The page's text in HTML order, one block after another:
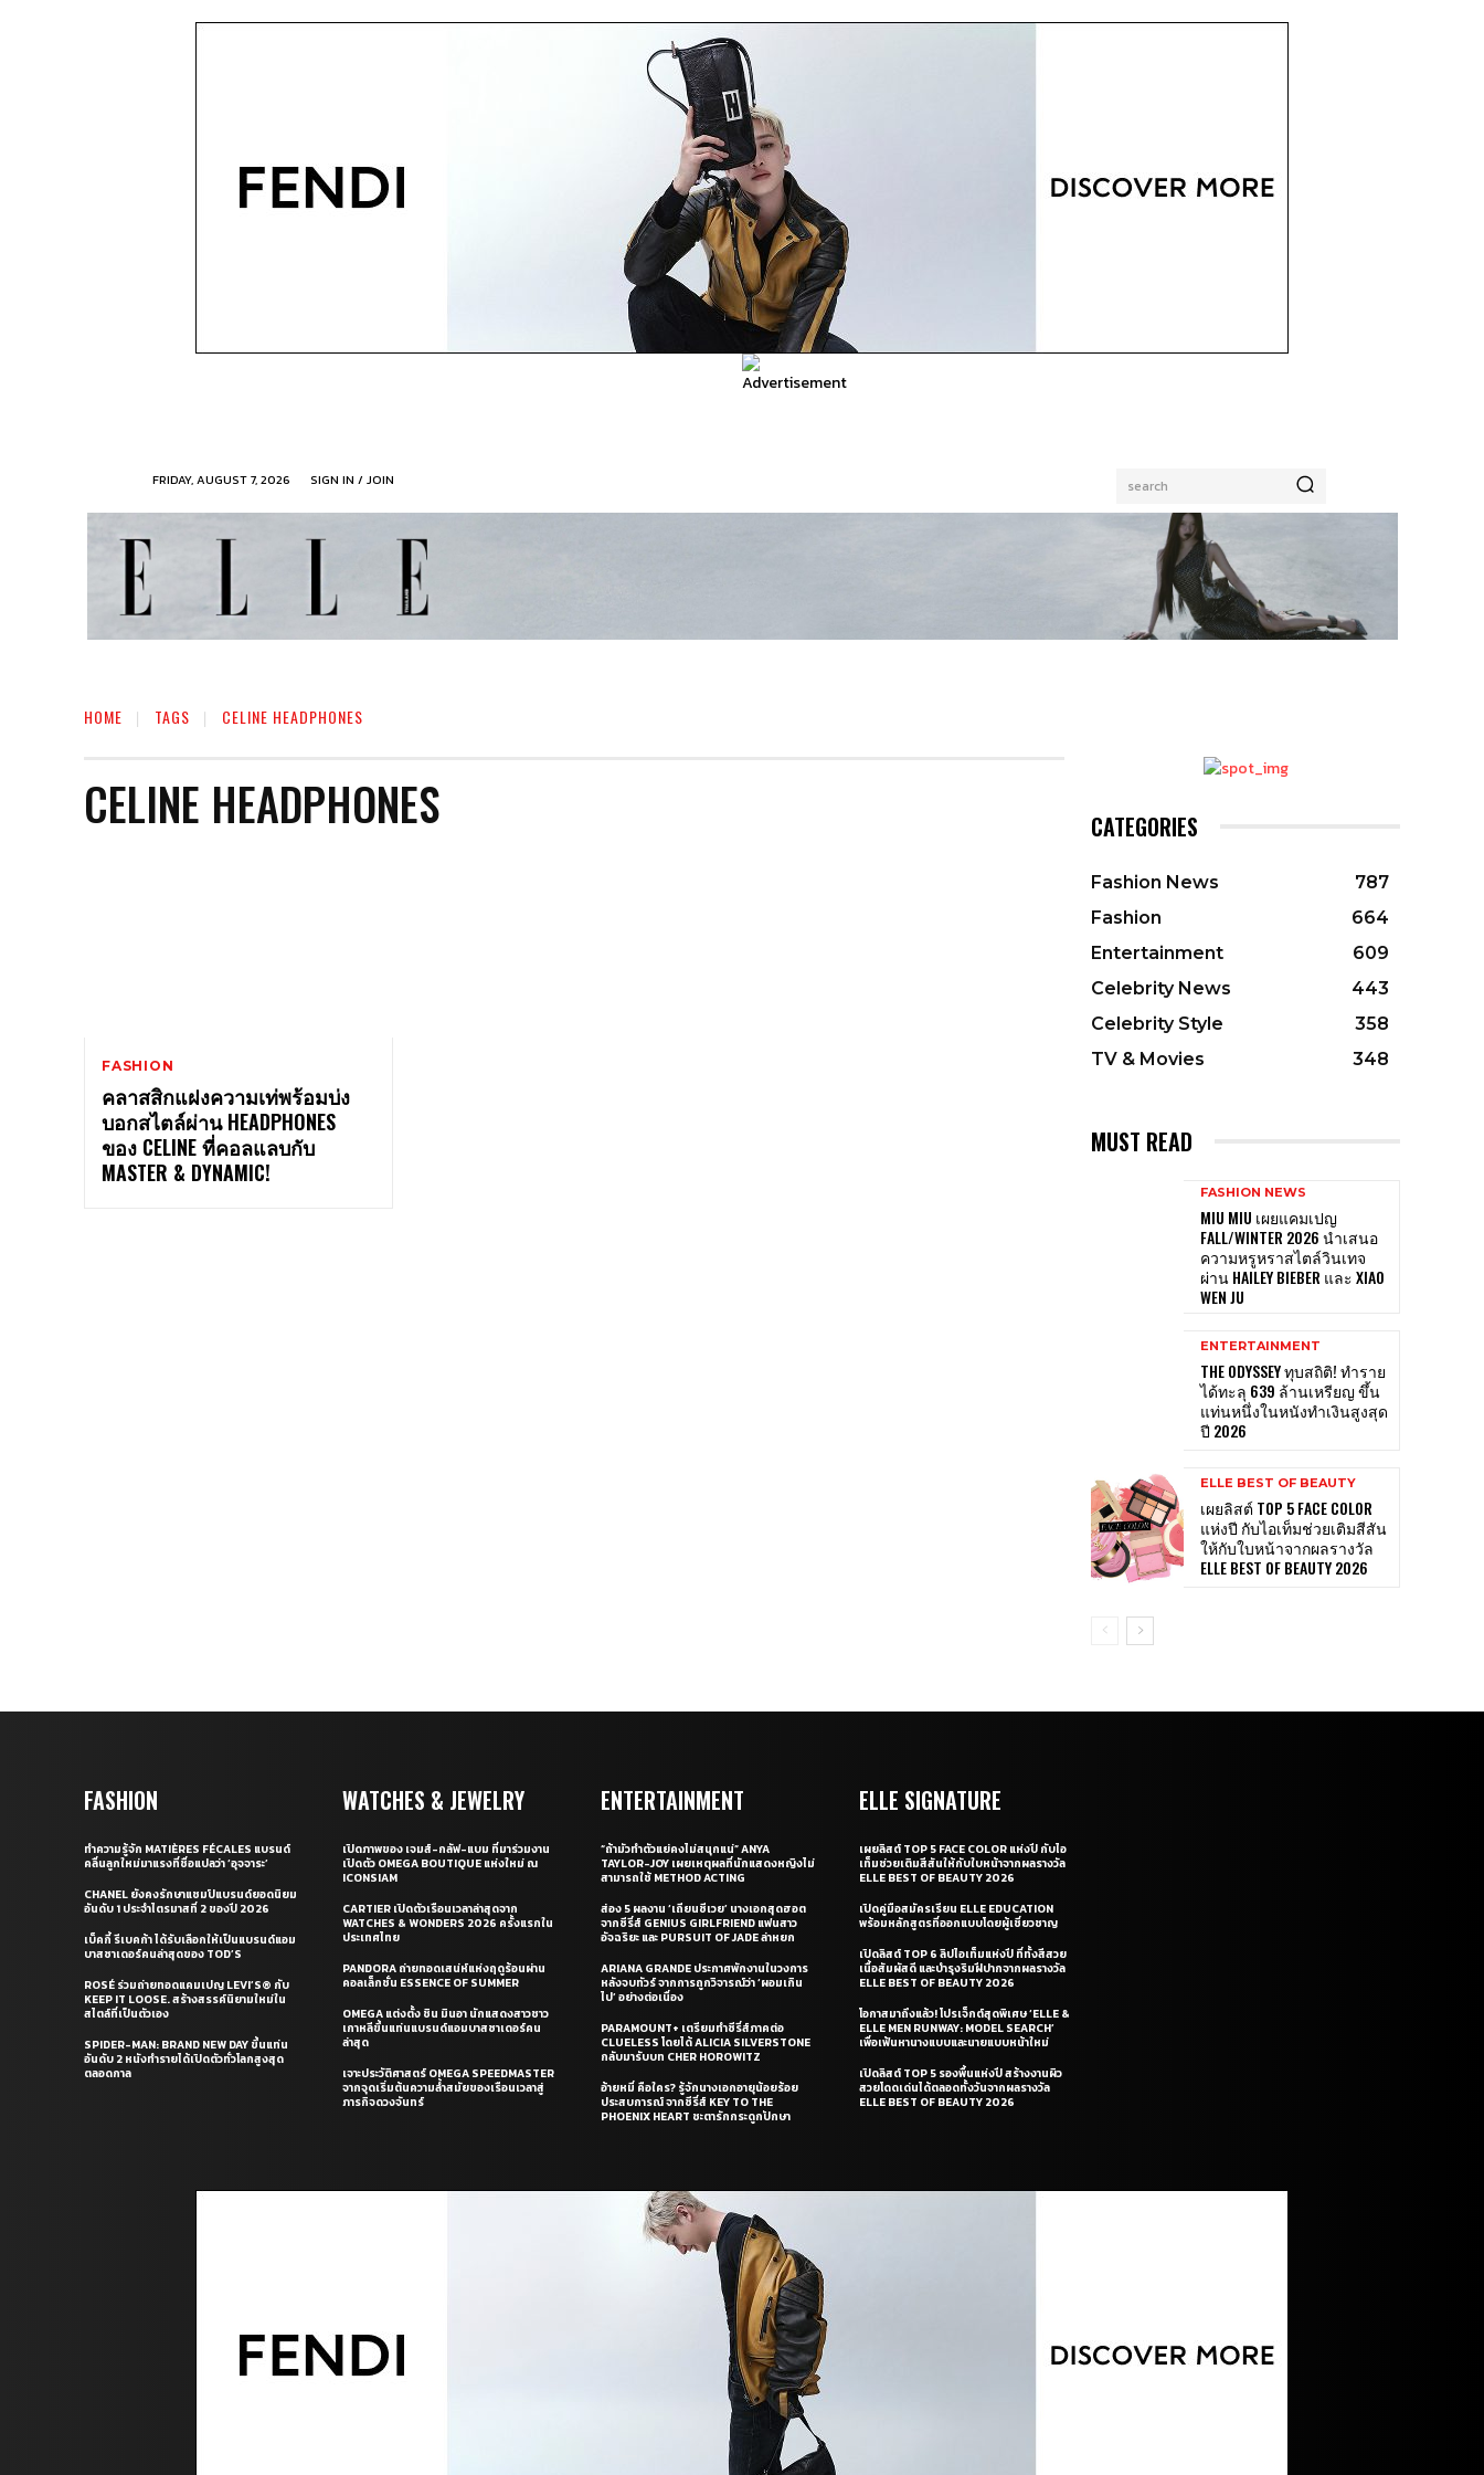
FRIDAY, AUGUST 7, 2026 search
SIGN IN / JOIN
HOME TAGS CELINE HEADPHONES
CELINE HEADPHONES
FASHION
คลาสสิกแฝงความเท่พร้อมบ่ง
บอกสไตล์ผ่าน HEADPHONES
ของ CELINE ที่คอลแลบกับ
MASTER & DYNAMIC!
CATEGORIES
Fashion News
787
Fashion
664
Entertainment
609
Celebrity News
443
Celebrity Style
358
TV & Movies
348
MUST READ
FASHION NEWS
MIU MIU เผยแคมเปญ
FALL/WINTER 2026 นำเสนอ
ความหรูหราสไตล์วินเทจ
ผ่าน HAILEY BIEBER และ XIAO
WEN JU
ENTERTAINMENT
THE ODYSSEY ทุบสถิติ! ทำราย
ได้ทะลุ 639 ล้านเหรียญ ขึ้น
แท่นหนึ่งในหนังทำเงินสูงสุด
ปี 2026
ELLE BEST OF BEAUTY
เผยลิสต์ TOP 5 FACE COLOR
แห่งปี กับไอเท็มช่วยเติมสีสัน
ให้กับใบหน้าจากผลรางวัล
ELLE BEST OF BEAUTY 2026
FASHION
ทำความรู้จัก MATIÈRES FÉCALES แบรนด์
คลื่นลูกใหม่มาแรงที่ชื่อแปลว่า ‘อุจจาระ’
CHANEL ยังคงรักษาแชมป์แบรนด์ยอดนิยม
อันดับ 1 ประจำไตรมาสที่ 2 ของปี 2026
เบ็คกี้ รีเบคก้า ได้รับเลือกให้เป็นแบรนด์แอม
บาสซาเดอร์คนล่าสุดของ TOD’S
ROSÉ ร่วมถ่ายทอดแคมเปญ LEVI’S® กับ
KEEP IT LOOSE. สร้างสรรค์นิยามใหม่ใน
สไตล์ที่เป็นตัวเอง
SPIDER-MAN: BRAND NEW DAY ขึ้นแท่น
อันดับ 2 หนังทำรายได้เปิดตัวทั่วโลกสูงสุด
ตลอดกาล
WATCHES & JEWELRY
เปิดภาพของ เจมส์-กลัฟ-แบม ที่มาร่วมงาน
เปิดตัว OMEGA BOUTIQUE แห่งใหม่ ณ
ICONSIAM
CARTIER เปิดตัวเรือนเวลาล่าสุดจาก
WATCHES & WONDERS 2026 ครั้งแรกใน
ประเทศไทย
PANDORA ถ่ายทอดเสน่ห์แห่งฤดูร้อนผ่าน
คอลเล็กชั่น ESSENCE OF SUMMER
OMEGA แต่งตั้ง ชิน มินอา นักแสดงสาวชาว
เกาหลีขึ้นแท่นแบรนด์แอมบาสซาเดอร์คน
ล่าสุด
เจาะประวัติศาสตร์ OMEGA SPEEDMASTER
จากจุดเริ่มต้นความล้ำสมัยของเรือนเวลาสู่
ภารกิจดวงจันทร์
ENTERTAINMENT
“ถ้ามัวทำตัวแย่คงไม่สนุกแน่” ANYA
TAYLOR-JOY เผยเหตุผลที่นักแสดงหญิงไม่
สามารถใช้ METHOD ACTING
ส่อง 5 ผลงาน ‘เถียนซีเวย’ นางเอกสุดฮอต
จากซีรี่ส์ GENIUS GIRLFRIEND แฟนสาว
อัจฉริยะ และ PURSUIT OF JADE ล่าหยก
ARIANA GRANDE ประกาศพักงานในวงการ
หลังจบทัวร์ จากการถูกวิจารณ์ว่า ‘ผอมเกิน
ไป’ อย่างต่อเนื่อง
PARAMOUNT+ เตรียมทำซีรี่ส์ภาคต่อ
CLUELESS โดยได้ ALICIA SILVERSTONE
กลับมารับบท CHER HOROWITZ
อ้ายหมี่ คือใคร? รู้จักนางเอกอายุน้อยร้อย
ประสบการณ์ จากซีรี่ส์ KEY TO THE
PHOENIX HEART ชะตารักกระดูกปักษา
ELLE SIGNATURE
เผยลิสต์ TOP 5 FACE COLOR แห่งปี กับไอ
เท็มช่วยเติมสีสันให้กับใบหน้าจากผลรางวัล
ELLE BEST OF BEAUTY 2026
เปิดคู่มือสมัครเรียน ELLE EDUCATION
พร้อมหลักสูตรที่ออกแบบโดยผู้เชี่ยวชาญ
เปิดลิสต์ TOP 6 ลิปไอเท็มแห่งปี ที่ทั้งสีสวย
เนื้อสัมผัสดี และบำรุงริมฝีปากจากผลรางวัล
ELLE BEST OF BEAUTY 2026
โอกาสมาถึงแล้ว! โปรเจ็กต์สุดพิเศษ ‘ELLE &
ELLE MEN RUNWAY: MODEL SEARCH’
เพื่อเฟ้นหานางแบบและนายแบบหน้าใหม่
เปิดลิสต์ TOP 5 รองพื้นแห่งปี สร้างงานผิว
สวยโดดเด่นได้ตลอดทั้งวันจากผลรางวัล
ELLE BEST OF BEAUTY 2026